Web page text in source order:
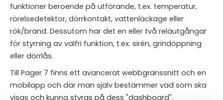
funktioner beroende på utförande, t.ex. temperatur,
rörelsedetektor, dörrkontakt, vattenläckage eller
rök/brand. Dessutom har det en eller två reläutgångar
för styrning av valfri funktion, t.ex. sirén, grindöppning
eller dörrlås.
Till Pager 7 finns ett avancerat webbgränssnitt och en
mobilapp och där man själv bestämmer vad som ska
visas och kunna styras på dess "dashboard".